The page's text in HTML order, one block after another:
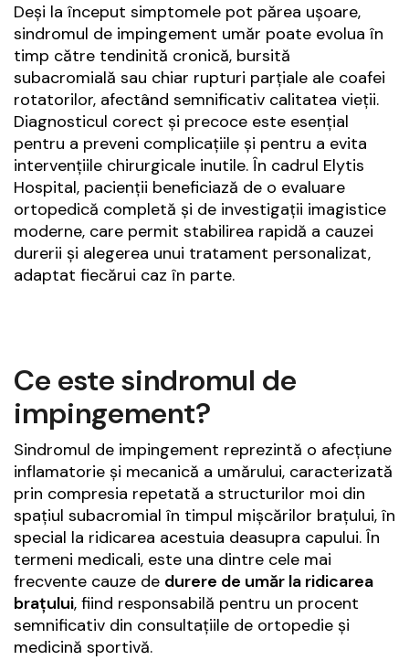
Deși la început simptomele pot părea ușoare,
sindromul de impingement umăr poate evolua în
timp către tendinită cronică, bursită
subacromială sau chiar rupturi parțiale ale coafei
rotatorilor, afectând semnificativ calitatea vieții.
Diagnosticul corect și precoce este esențial
pentru a preveni complicațiile și pentru a evita
intervențiile chirurgicale inutile. În cadrul Elytis
Hospital, pacienții beneficiază de o evaluare
ortopedică completă și de investigații imagistice
moderne, care permit stabilirea rapidă a cauzei
durerii și alegerea unui tratament personalizat,
adaptat fiecărui caz în parte.
Ce este sindromul de
impingement?
Sindromul de impingement reprezintă o afecțiune
inflamatorie și mecanică a umărului, caracterizată
prin compresia repetată a structurilor moi din
spațiul subacromial în timpul mișcărilor brațului, în
special la ridicarea acestuia deasupra capului. În
termeni medicali, este una dintre cele mai
frecvente cauze de durere de umăr la ridicarea
brațului, fiind responsabilă pentru un procent
semnificativ din consultațiile de ortopedie și
medicină sportivă.